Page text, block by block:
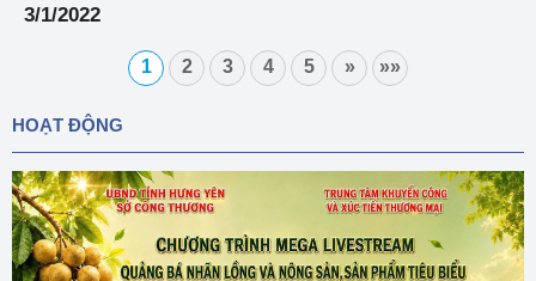
3/1/2022
1 2 3 4 5 » »»
HOẠT ĐỘNG